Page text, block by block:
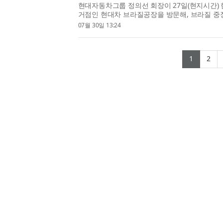
현대자동차그룹 정의선 회장이 27일(현지시간
거점인 현대차 브라질공장을 방문해, 브라질
령 브라질 국빈 방문과 연계해 한국 경제사절
07월 30일 13:24
1 2